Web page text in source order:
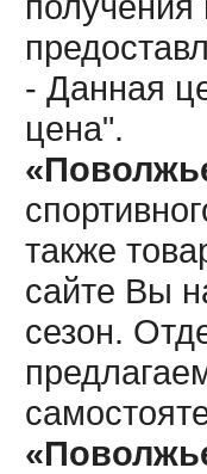
- Данная
цена".
также
сайте Вы
сезон.